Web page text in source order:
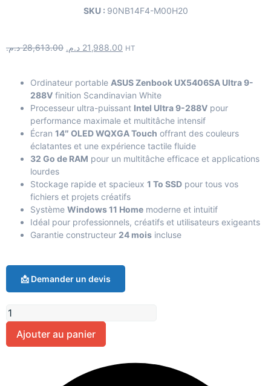
SKU : 90NB14F4-M00H20
28,613.00 د.م. 21,988.00 د.م. HT
Ordinateur portable ASUS Zenbook UX5406SA Ultra 9-
288V finition Scandinavian White
Processeur ultra-puissant Intel Ultra 9-288V pour
performance maximale et multitâche intensif
Écran 14″ OLED WQXGA Touch offrant des couleurs
éclatantes et une expérience tactile fluide
32 Go de RAM pour un multitâche efficace et applications
lourdes
Stockage rapide et spacieux 1 To SSD pour tous vos
fichiers et projets créatifs
Système Windows 11 Home moderne et intuitif
Idéal pour professionnels, créatifs et utilisateurs exigeants
Garantie constructeur 24 mois incluse
📩 Demander un devis
Ajouter au panier